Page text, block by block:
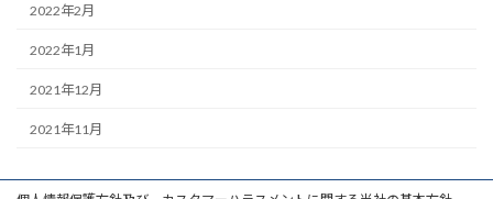
2022年2月
2022年1月
2021年12月
2021年11月